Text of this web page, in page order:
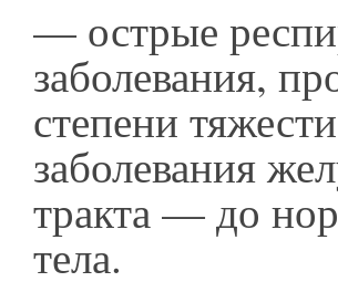
— острые
заболевания,
степени
заболевания
тракта — до
тела.